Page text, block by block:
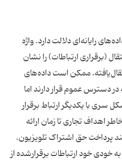
رایانه‌ای دلالت دارد. واژه
(برقراری ارتباطات) را نشان
ممکن است داده‌های
در دسترس عموم قرار دارند اما
سری با یکدیگر ارتباط برقرار
اهداف تجاری تا زمان ارائه
پرداخت حق اشتراک تلویزیون.
خودی خود ارتباطات برقرار‌شده از